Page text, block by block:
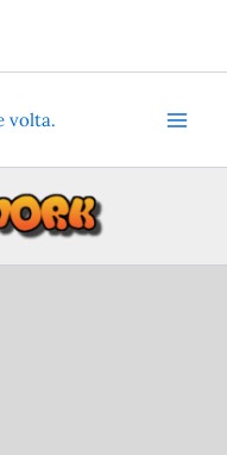
volta.